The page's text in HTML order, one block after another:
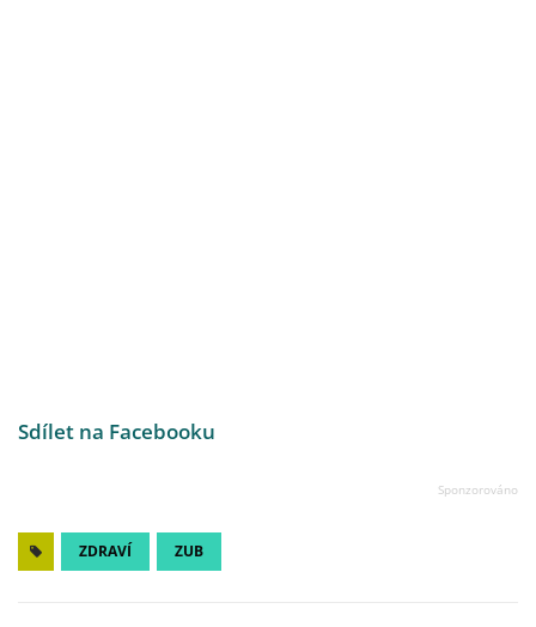
Sdílet na Facebooku
ZDRAVÍ ZUB